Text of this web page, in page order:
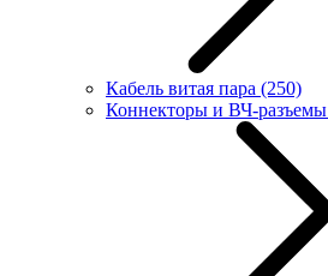
Кабель витая пара (250)
Коннекторы и ВЧ-разъемы